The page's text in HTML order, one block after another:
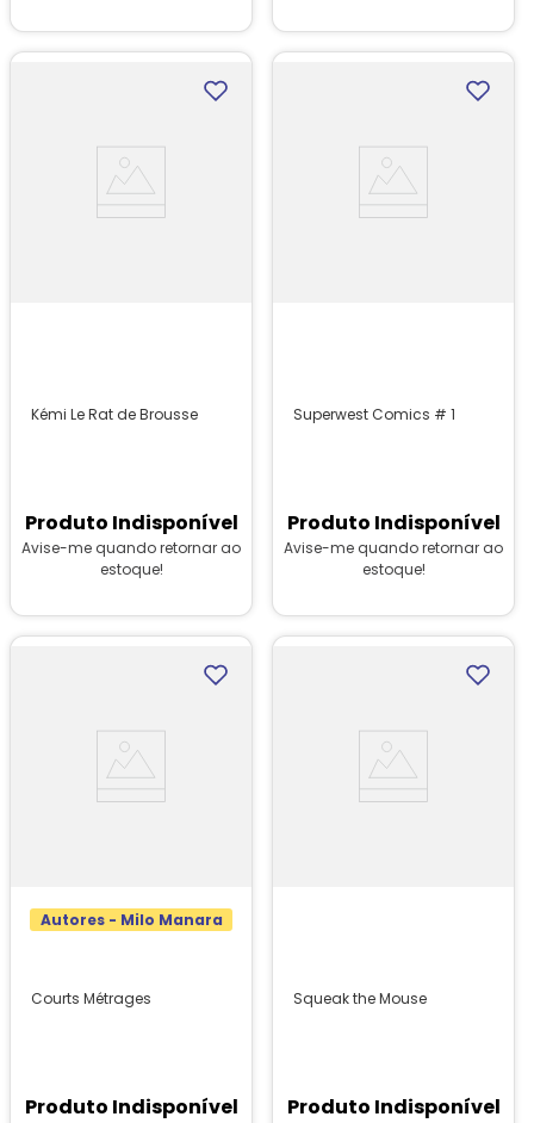
Kémi Le Rat de Brousse
Produto Indisponível
Avise-me quando retornar ao
estoque!
Superwest Comics # 1
Produto Indisponível
Avise-me quando retornar ao
estoque!
Autores - Milo Manara
Courts Métrages
Produto Indisponível
Squeak the Mouse
Produto Indisponível